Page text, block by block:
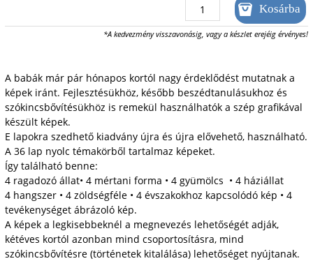
*A kedvezmény visszavonásig, vagy a készlet erejéig érvényes!
A babák már pár hónapos kortól nagy érdeklődést mutatnak a
képek iránt. Fejlesztésükhöz, később beszédtanulásukhoz és
szókincsbővítésükhöz is remekül használhatók a szép grafikával
készült képek.
E lapokra szedhető kiadvány újra és újra elővehető, használható.
A 36 lap nyolc témakörből tartalmaz képeket.
Így található benne:
4 ragadozó állat• 4 mértani forma • 4 gyümölcs • 4 háziállat
4 hangszer • 4 zöldségféle • 4 évszakokhoz kapcsolódó kép • 4
tevékenységet ábrázoló kép.
A képek a legkisebbeknél a megnevezés lehetőségét adják,
kétéves kortól azonban mind csoportosításra, mind
szókincsbővítésre (történetek kitalálása) lehetőséget nyújtanak.